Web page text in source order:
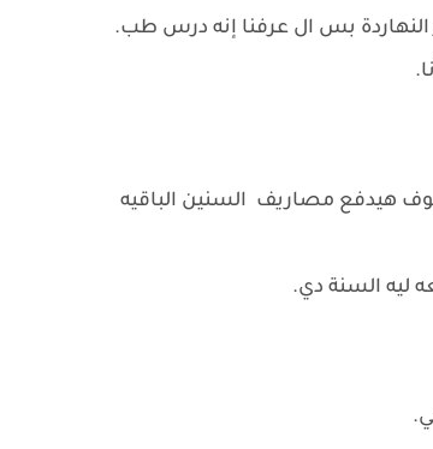
النهاردة بس ال عرفنا إنه درس طب.
هيدفع مصاريف السنين الباقيه
السنة دي.